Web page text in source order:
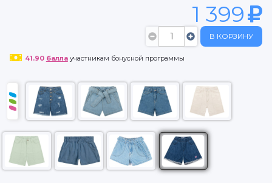
1 399
В КОРЗИНУ
41.90 баллаучастникам бонусной программы